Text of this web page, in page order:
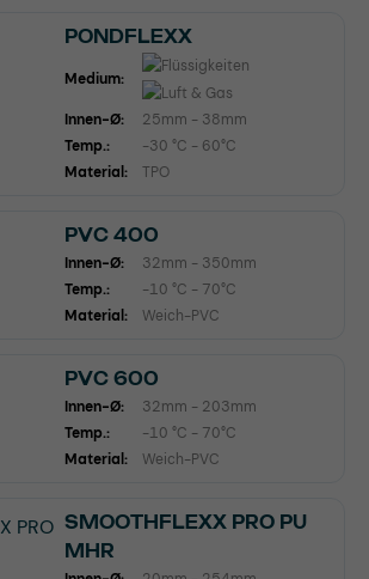
PONDFLEXX
Medium:
Innen-Ø:
25mm - 38mm
Temp.:
-30 °C - 60°C
Material:
TPO
PVC 400
Innen-Ø:
32mm - 350mm
Temp.:
-10 °C - 70°C
Material:
Weich-PVC
PVC 600
Innen-Ø:
32mm - 203mm
Temp.:
-10 °C - 70°C
Material:
Weich-PVC
SMOOTHFLEXX PRO PU
MHR